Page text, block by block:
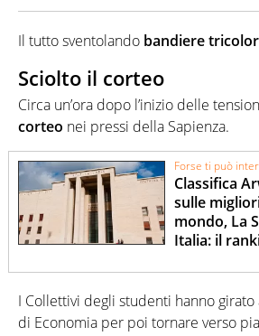
Il tutto sventolando bandiere
Sciolto il corteo
Circa un’ora dopo l’inizio delle
corteo nei pressi della Sapienza.
Forse ti può
Classifica
sulle
mondo, La
Italia: il
I Collettivi degli studenti hanno
di Economia per poi tornare verso